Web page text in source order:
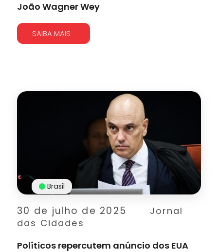
João Wagner Wey
SAIBA MAIS
30 de julho de 2025
Jornal
das Cidades
Brasil
Políticos repercutem anúncio dos EUA